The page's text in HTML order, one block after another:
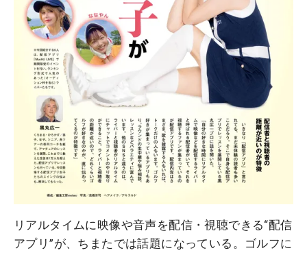
リアルタイムに映像や音声を配信・視聴できる“配信
アプリ”が、ちまたでは話題になっている。ゴルフに